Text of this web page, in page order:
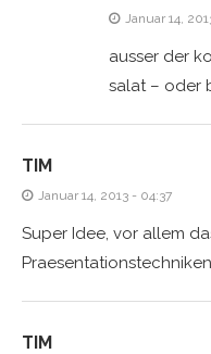
Januar 14,
ausser der
salat – oder
TIM
Januar 14, 2013 - 04:37
Super Idee, vor allem
TIM